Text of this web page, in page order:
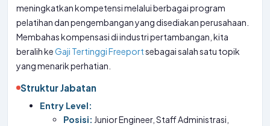
meningkatkan kompetensi melalui berbagai program
pelatihan dan pengembangan yang disediakan perusahaan.
Membahas kompensasi di industri pertambangan, kita
beralih keGaji Tertinggi Freeportsebagai salah satu topik
yang menarik perhatian.
Struktur Jabatan
Entry Level:
Posisi: Junior Engineer, Staff Administrasi,